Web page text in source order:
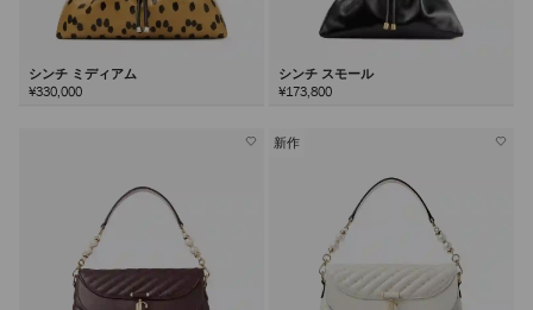
シンチ ミディアム
¥330,000
シンチ スモール
¥173,800
新作